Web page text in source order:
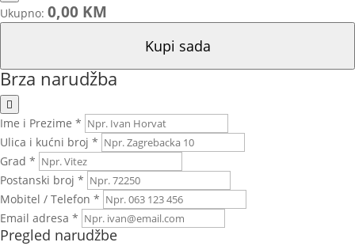
Ukupno: 0,00 KM
Kupi sada
Brza narudžba
Ime i Prezime *
Ulica i kućni broj *
Grad *
Postanski broj *
Mobitel / Telefon *
Email adresa *
Pregled narudžbe